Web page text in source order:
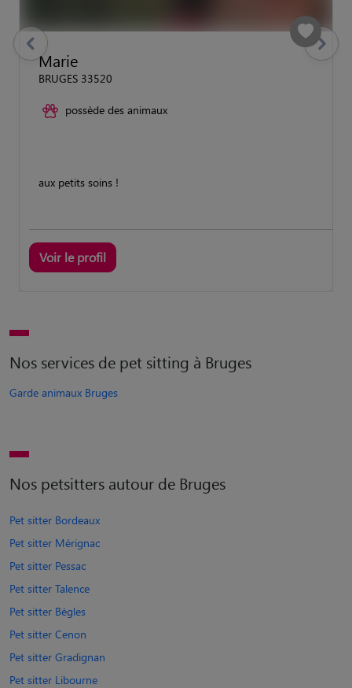
Marie
BRUGES 33520
possède des animaux
aux petits soins !
Voir le profil
previous Suivant
Nos services de pet sitting à Bruges
Garde animaux Bruges
Nos petsitters autour de Bruges
Pet sitter Bordeaux
Pet sitter Mérignac
Pet sitter Pessac
Pet sitter Talence
Pet sitter Bègles
Pet sitter Cenon
Pet sitter Gradignan
Pet sitter Libourne